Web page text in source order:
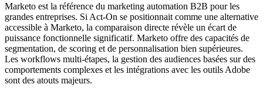
Marketo est la référence du marketing automation B2B pour les
grandes entreprises. Si Act-On se positionnait comme une alternative
accessible à Marketo, la comparaison directe révèle un écart de
puissance fonctionnelle significatif. Marketo offre des capacités de
segmentation, de scoring et de personnalisation bien supérieures.
Les workflows multi-étapes, la gestion des audiences basées sur des
comportements complexes et les intégrations avec les outils Adobe
sont des atouts majeurs.